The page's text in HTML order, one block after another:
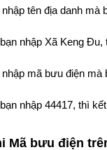
tên địa danh
nhập Xã Keng
mã bưu điện
nhập 44417, thì
Mã bưu điện